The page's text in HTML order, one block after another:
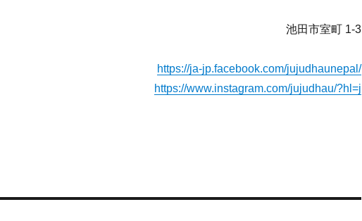
池田市室町 1-3
https://ja-jp.facebook.com/jujudhaunepal/
https://www.instagram.com/jujudhau/?hl=j